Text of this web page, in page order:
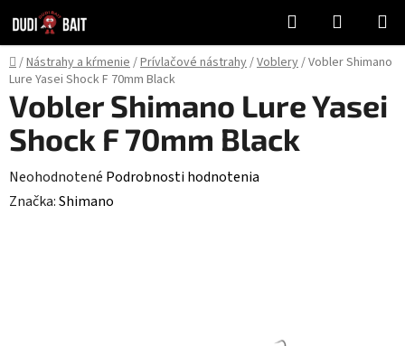
na
obsah
Hľadať
KOŠÍK
Domov
/Nástrahy a kŕmenie/Prívlačové nástrahy/Voblery/Vobler Shimano
Lure Yasei Shock F 70mm Black
Vobler Shimano Lure Yasei
Shock F 70mm Black
Priemerné
hodnotenie
Neohodnotené Podrobnosti hodnotenia
Značka:Shimano